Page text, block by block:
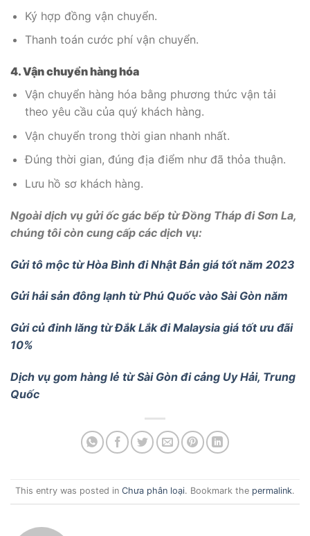
Ký hợp đồng vận chuyển.
Thanh toán cước phí vận chuyển.
4. Vận chuyển hàng hóa
Vận chuyển hàng hóa bằng phương thức vận tải
theo yêu cầu của quý khách hàng.
Vận chuyển trong thời gian nhanh nhất.
Đúng thời gian, đúng địa điểm như đã thỏa thuận.
Lưu hồ sơ khách hàng.
Ngoài dịch vụ gửi ốc gác bếp từ Đồng Tháp đi Sơn La,
chúng tôi còn cung cấp các dịch vụ:
Gửi tô mộc từ Hòa Bình đi Nhật Bản giá tốt năm 2023
Gửi hải sản đông lạnh từ Phú Quốc vào Sài Gòn năm
Gửi củ đinh lăng từ Đắk Lắk đi Malaysia giá tốt ưu đãi
10%
Dịch vụ gom hàng lẻ từ Sài Gòn đi cảng Uy Hải, Trung
Quốc
This entry was posted in Chưa phân loại. Bookmark the permalink.